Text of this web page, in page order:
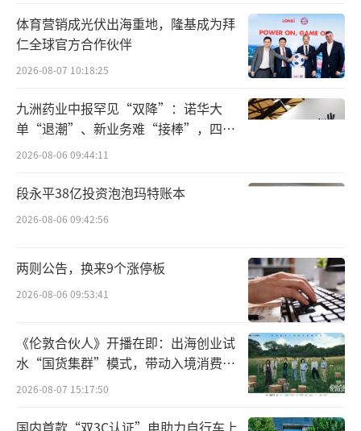
工自选歌单权限，设置“晴天”“雨天”等主
题歌单；5月20日起，星巴克臻选杭州小河公园
店、南京艾尚天地店限时变身风味侦探社，以
周杰伦音乐为线索，邀请顾客解锁真味无糖系
列六种风味；全国门店同步上线互动装置，手
工友好门店开展主题冰箱贴制作活动。
星巴克表示，此次合作是基于价值契合的
文化对话，以咖啡联结音乐文化，延续品牌人
深化第三空间价值，推动品牌价值升级。（责任
编辑：zx0280）
体育营销成光伏出海重地，隆基成为拜
仁全球官方合作伙伴
2026-08-07 10:18:25
九洲药业中报罕见“双降”：诺华大
单“退潮”、新业务难“接棒”，四大
难关待闯
2026-08-06 09:44:11
段永平38亿投资泡泡玛特账本
2026-08-06 09:42:56
两则公告，换来9个涨停板
2026-08-06 09:53:41
《伦敦合伙人》开播在即：出海创业试
水“国货集群”模式，带动入境消费反
向种草
2026-08-07 15:17:50
国内首款“双3C认证”电助力自行车上